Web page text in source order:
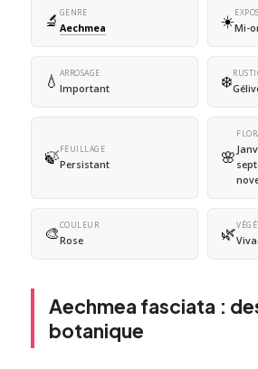
🔬 GENRE
Aechmea ☀️Mi-
💧 ARROSAGE
Important ❄️
🍃FEUILLAGE
Persistant 🌸
🎨COULEUR
Rose 🌿
Aechmea fasciata :
botanique